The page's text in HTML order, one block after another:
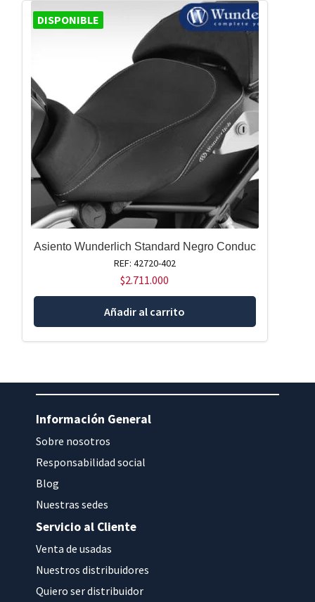
DISPONIBLE
Asiento Wunderlich Standard Negro Conduc
REF: 42720-402
$2.711.000
Añadir al carrito
Información General
Sobre nosotros
Responsabilidad social
Blog
Nuestras sedes
Servicio al Cliente
Venta de usadas
Nuestros distribuidores
Quiero ser distribuidor